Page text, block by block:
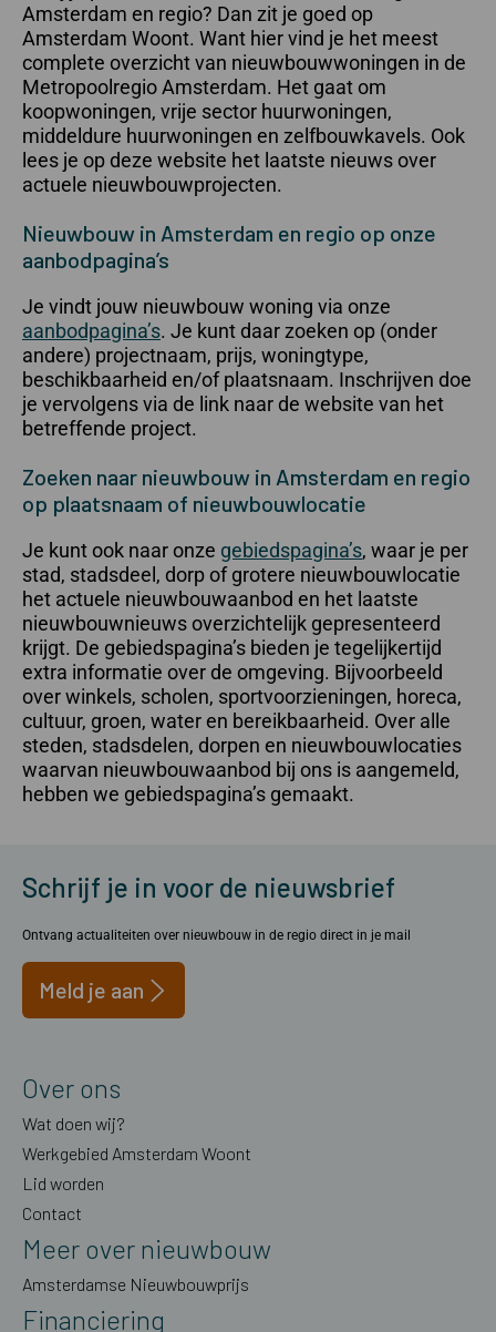
Amsterdam en regio? Dan zit je goed op
Amsterdam Woont. Want hier vind je het meest
complete overzicht van nieuwbouwwoningen in de
Metropoolregio Amsterdam. Het gaat om
koopwoningen, vrije sector huurwoningen,
middeldure huurwoningen en zelfbouwkavels. Ook
lees je op deze website het laatste nieuws over
actuele nieuwbouwprojecten.
Nieuwbouw in Amsterdam en regio op onze
aanbodpagina’s
Je vindt jouw nieuwbouw woning via onze
aanbodpagina’s. Je kunt daar zoeken op (onder
andere) projectnaam, prijs, woningtype,
beschikbaarheid en/of plaatsnaam. Inschrijven doe
je vervolgens via de link naar de website van het
betreffende project.
Zoeken naar nieuwbouw in Amsterdam en regio
op plaatsnaam of nieuwbouwlocatie
Je kunt ook naar onze gebiedspagina’s, waar je per
stad, stadsdeel, dorp of grotere nieuwbouwlocatie
het actuele nieuwbouwaanbod en het laatste
nieuwbouwnieuws overzichtelijk gepresenteerd
krijgt. De gebiedspagina’s bieden je tegelijkertijd
extra informatie over de omgeving. Bijvoorbeeld
over winkels, scholen, sportvoorzieningen, horeca,
cultuur, groen, water en bereikbaarheid. Over alle
steden, stadsdelen, dorpen en nieuwbouwlocaties
waarvan nieuwbouwaanbod bij ons is aangemeld,
hebben we gebiedspagina’s gemaakt.
Schrijf je in voor de nieuwsbrief
Ontvang actualiteiten over nieuwbouw in de regio direct in je mail
Meld je aan
Over ons
Wat doen wij?
Werkgebied Amsterdam Woont
Lid worden
Contact
Meer over nieuwbouw
Amsterdamse Nieuwbouwprijs
Financiering